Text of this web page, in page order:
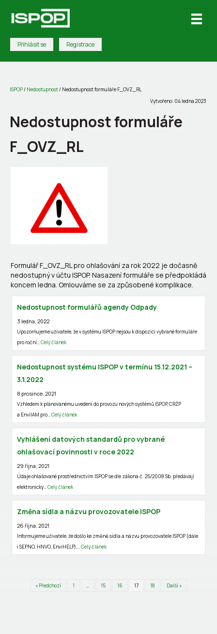
Přihlásit se Registrace
ISPOP/ Nedostupnost/ Nedostupnost formuláře F_OVZ_RL
Vytvořeno: 04 ledna 2023
Nedostupnost formuláře
F_OVZ_RL
Formulář F_OVZ_RL pro ohlašování za rok 2022 je dočasně
nedostupný v účtu ISPOP. Nasazení formuláře se předpokládá
koncem ledna. Omlouváme se za způsobené komplikace.
Nedostupnost formulářů agendy Odpady
3 ledna, 2022
Upozorňujeme uživatele, že v systému ISPOP nejsou k dispozici vybrané formuláře
pro roční…Celý článek
Nedostupnost systému ISPOP v termínu 15.12.2021 –
3.1.2022
8 prosince, 2021
Vzhledem k plánovanému uvedení do provozu nových systémů ISPOP, CRŽP
a EnviIAM pro…Celý článek
Vyhlášení datových standardů pro vybrané
ohlašovací povinnosti v roce 2022
29 října, 2021
Údaje ohlašované prostřednictvím ISPOP se dle zákona č. 25/2008 Sb. předávají
elektronicky…Celý článek
Změna sídla a názvu provozovatele ISPOP
26 října, 2021
Informujeme uživatele, že došlo ke změně sídla a názvu provozovatele ISPOP (dále
i SEPNO, HNVO, EnviHELP),…Celý článek
« Předchozí 1 … 15 16 17 18 Další »